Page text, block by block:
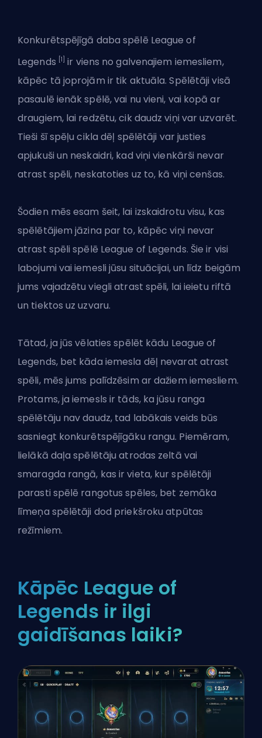
Konkurētspējīgā daba spēlē League of
Legends [1] ir viens no galvenajiem iemesliem,
kāpēc tā joprojām ir tik aktuāla. Spēlētāji visā
pasaulē ienāk spēlē, vai nu vieni, vai kopā ar
draugiem, lai redzētu, cik daudz viņi var uzvarēt.
Tieši šī spēļu cikla dēļ spēlētāji var justies
apjukuši un neskaidri, kad viņi vienkārši nevar
atrast spēli, neskatoties uz to, kā viņi cenšas.
Šodien mēs esam šeit, lai izskaidrotu visu, kas
spēlētājiem jāzina par to, kāpēc viņi nevar
atrast spēli spēlē League of Legends. Šie ir visi
labojumi vai iemesli jūsu situācijai, un līdz beigām
jums vajadzētu viegli atrast spēli, lai ieietu riftā
un tiektos uz uzvaru.
Tātad, ja jūs vēlaties spēlēt kādu League of
Legends, bet kāda iemesla dēļ nevarat atrast
spēli, mēs jums palīdzēsim ar dažiem iemesliem.
Protams, ja iemesls ir tāds, ka jūsu ranga
spēlētāju nav daudz, tad labākais veids būs
sasniegt konkurētspējīgāku rangu. Piemēram,
lielākā daļa spēlētāju atrodas zeltā vai
smaragda rangā, kas ir vieta, kur spēlētāji
parasti spēlē rangotus spēles, bet zemāka
līmeņa spēlētāji dod priekšroku atpūtas
režīmiem.
Kāpēc League of
Legends ir ilgi
gaidīšanas laiki?